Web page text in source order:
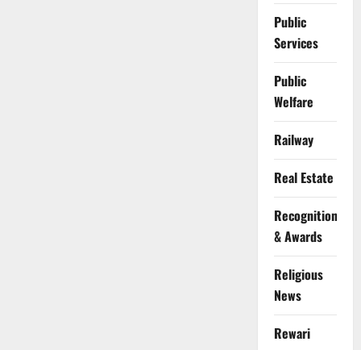
Public
Services
Public
Welfare
Railway
Real Estate
Recognition
& Awards
Religious
News
Rewari